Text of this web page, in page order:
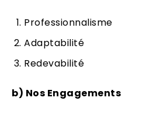
Professionnalisme
Adaptabilité
Redevabilité
b) Nos Engagements